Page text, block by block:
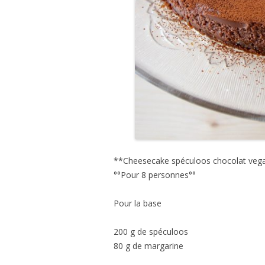
**Cheesecake spéculoos chocolat
°°Pour 8 personnes°°
Pour la base
200 g de spéculoos
80 g de margarine